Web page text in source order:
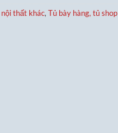
nội thất khác, Tủ bày hàng, tủ shop